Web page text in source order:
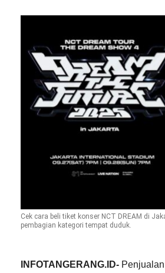
Cek cara beli tiket konser NCT DREAM di
pembagian kategori tempat duduk.
INFOTANGERANG.ID- Penjualan